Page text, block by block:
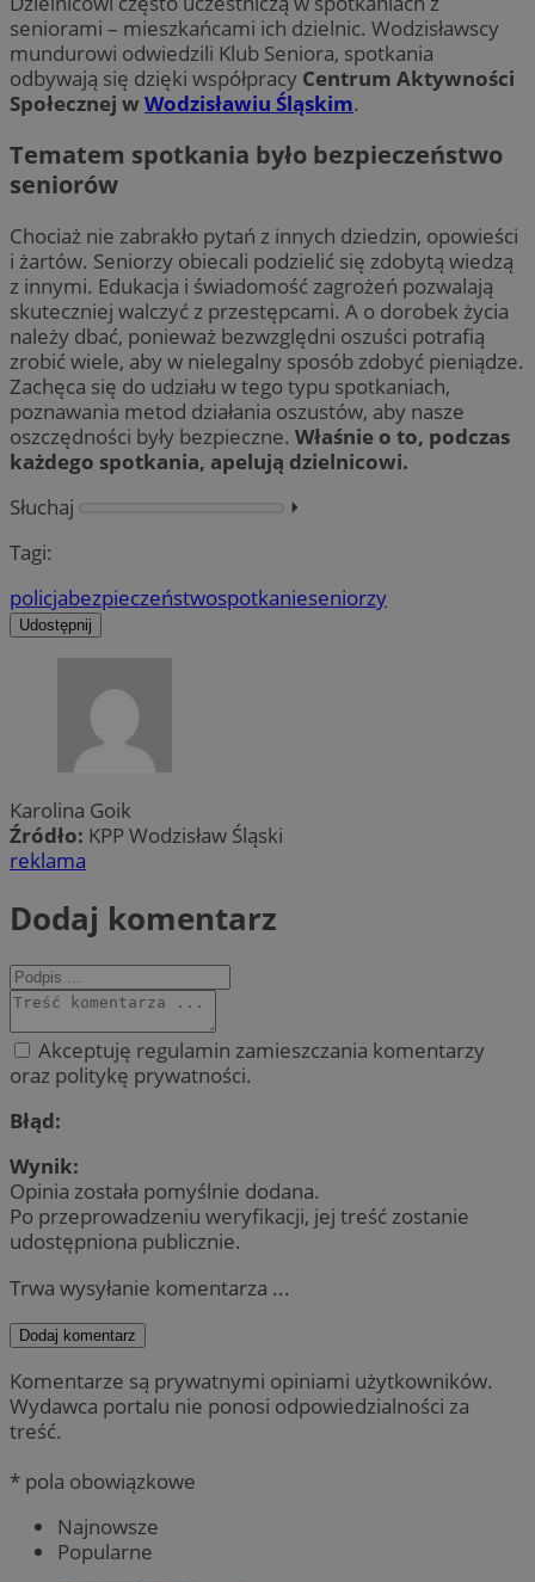
seniorami – mieszkańcami ich dzielnic. Wodzisławscy
mundurowi odwiedzili Klub Seniora, spotkania
odbywają się dzięki współpracy Centrum Aktywności
Społecznej w Wodzisławiu Śląskim.
Tematem spotkania było bezpieczeństwo
seniorów
Chociaż nie zabrakło pytań z innych dziedzin, opowieści
i żartów. Seniorzy obiecali podzielić się zdobytą wiedzą
z innymi. Edukacja i świadomość zagrożeń pozwalają
skuteczniej walczyć z przestępcami. A o dorobek życia
należy dbać, ponieważ bezwzględni oszuści potrafią
zrobić wiele, aby w nielegalny sposób zdobyć pieniądze.
Zachęca się do udziału w tego typu spotkaniach,
poznawania metod działania oszustów, aby nasze
oszczędności były bezpieczne. Właśnie o to, podczas
każdego spotkania, apelują dzielnicowi.
Słuchaj
⏵︎
Tagi:
policjabezpieczeństwospotkanieseniorzy
Udostępnij
Karolina Goik
Źródło: KPP Wodzisław Śląski
reklama
Dodaj komentarz
Akceptuję regulamin zamieszczania komentarzy
oraz politykę prywatności.
Błąd:
Wynik:
Opinia została pomyślnie dodana.
Po przeprowadzeniu weryfikacji, jej treść zostanie
udostępniona publicznie.
Trwa wysyłanie komentarza ...
Dodaj komentarz
Komentarze są prywatnymi opiniami użytkowników.
Wydawca portalu nie ponosi odpowiedzialności za
treść.
* pola obowiązkowe
Najnowsze
Popularne